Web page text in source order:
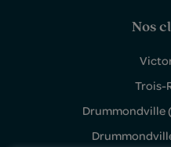
Nos
Trois-
Drummondville